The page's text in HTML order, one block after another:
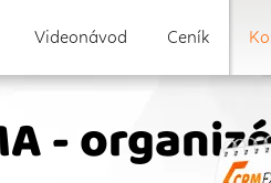
Videonávod Ceník
-